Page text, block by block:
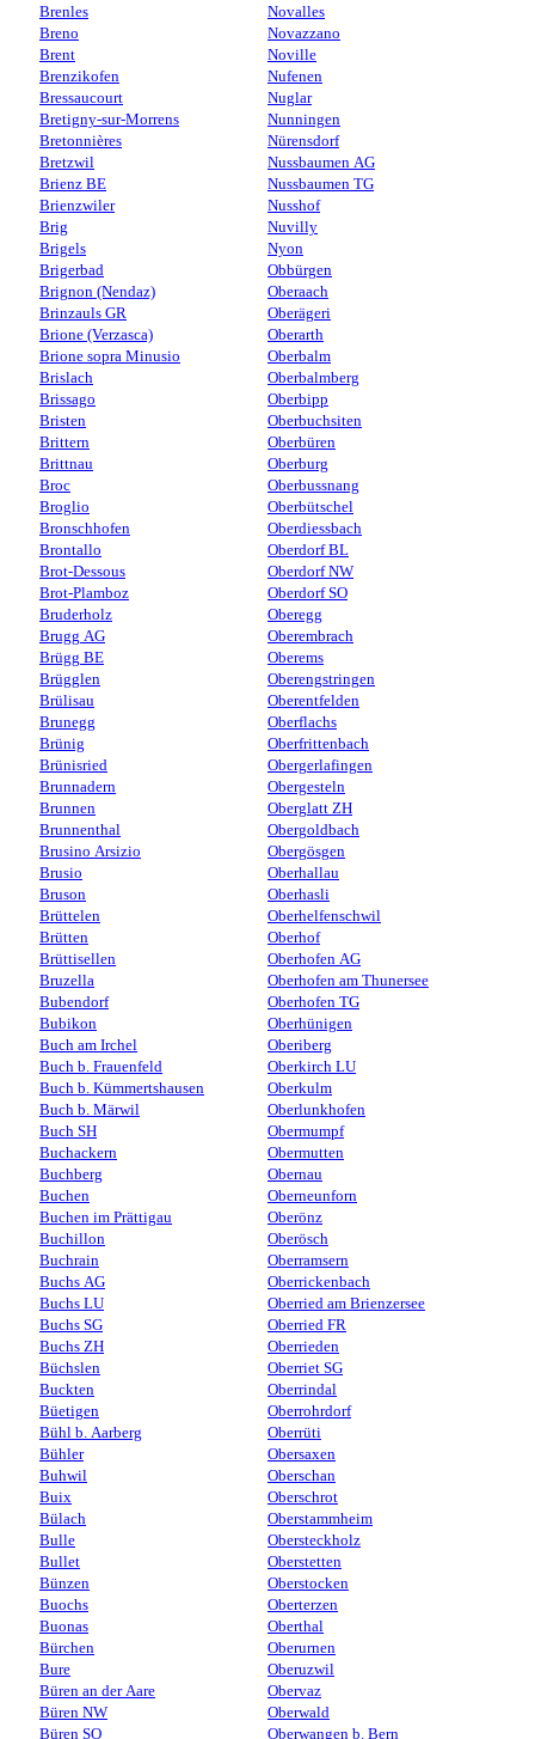
Brenles
Breno
Brent
Brenzikofen
Bressaucourt
Bretigny-sur-Morrens
Bretonnières
Bretzwil
Brienz BE
Brienzwiler
Brig
Brigels
Brigerbad
Brignon (Nendaz)
Brinzauls GR
Brione (Verzasca)
Brione sopra Minusio
Brislach
Brissago
Bristen
Brittern
Brittnau
Broc
Broglio
Bronschhofen
Brontallo
Brot-Dessous
Brot-Plamboz
Bruderholz
Brugg AG
Brügg BE
Brügglen
Brülisau
Brunegg
Brünig
Brünisried
Brunnadern
Brunnen
Brunnenthal
Brusino Arsizio
Brusio
Bruson
Brüttelen
Brütten
Brüttisellen
Bruzella
Bubendorf
Bubikon
Buch am Irchel
Buch b. Frauenfeld
Buch b. Kümmertshausen
Buch b. Märwil
Buch SH
Buchackern
Buchberg
Buchen
Buchen im Prättigau
Buchillon
Buchrain
Buchs AG
Buchs LU
Buchs SG
Buchs ZH
Büchslen
Buckten
Büetigen
Bühl b. Aarberg
Bühler
Buhwil
Buix
Bülach
Bulle
Bullet
Bünzen
Buochs
Buonas
Bürchen
Bure
Büren an der Aare
Büren NW
Büren SO
Novalles
Novazzano
Noville
Nufenen
Nuglar
Nunningen
Nürensdorf
Nussbaumen AG
Nussbaumen TG
Nusshof
Nuvilly
Nyon
Obbürgen
Oberaach
Oberägeri
Oberarth
Oberbalm
Oberbalmberg
Oberbipp
Oberbuchsiten
Oberbüren
Oberburg
Oberbussnang
Oberbütschel
Oberdiessbach
Oberdorf BL
Oberdorf NW
Oberdorf SO
Oberegg
Oberembrach
Oberems
Oberengstringen
Oberentfelden
Oberflachs
Oberfrittenbach
Obergerlafingen
Obergesteln
Oberglatt ZH
Obergoldbach
Obergösgen
Oberhallau
Oberhasli
Oberhelfenschwil
Oberhof
Oberhofen AG
Oberhofen am Thunersee
Oberhofen TG
Oberhünigen
Oberiberg
Oberkirch LU
Oberkulm
Oberlunkhofen
Obermumpf
Obermutten
Obernau
Oberneunforn
Oberönz
Oberösch
Oberramsern
Oberrickenbach
Oberried am Brienzersee
Oberried FR
Oberrieden
Oberriet SG
Oberrindal
Oberrohrdorf
Oberrüti
Obersaxen
Oberschan
Oberschrot
Oberstammheim
Obersteckholz
Oberstetten
Oberstocken
Oberterzen
Oberthal
Oberurnen
Oberuzwil
Obervaz
Oberwald
Oberwangen b. Bern